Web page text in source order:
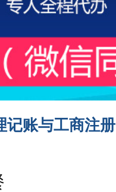
记账与工商注册